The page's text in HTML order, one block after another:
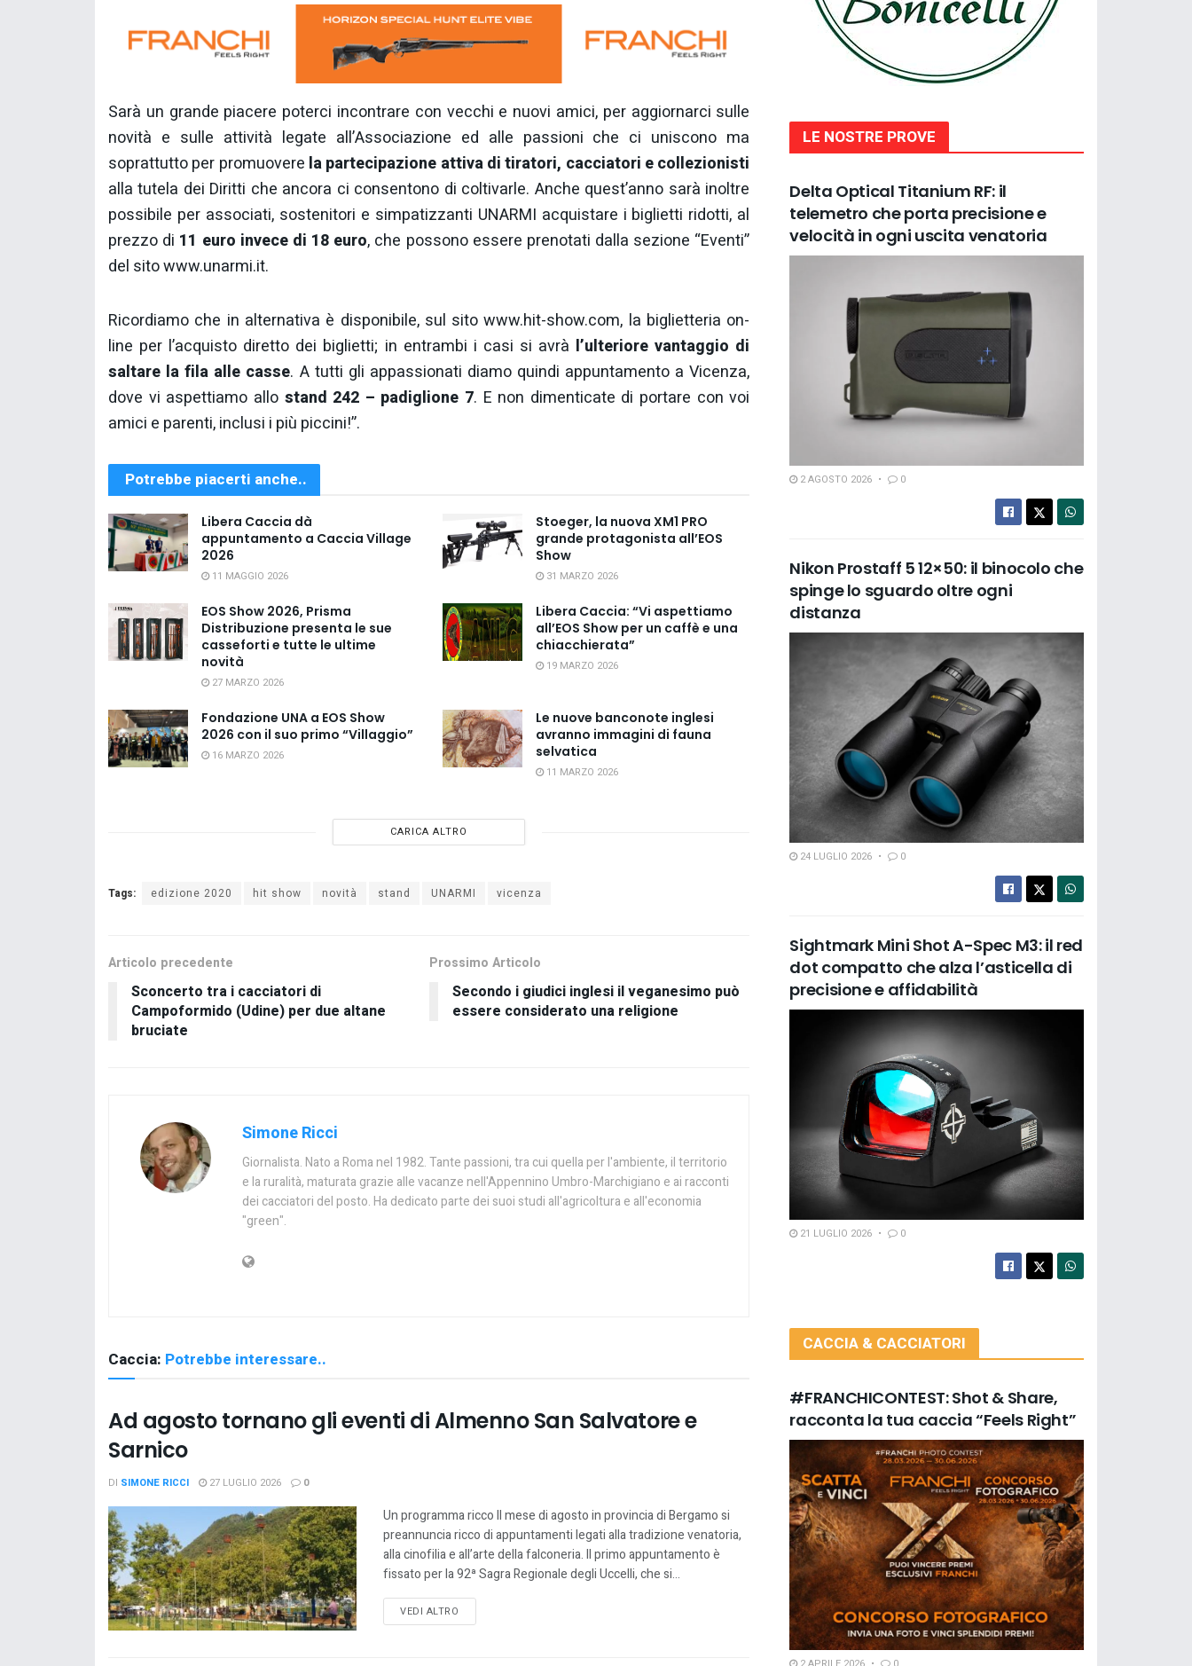
Sarà un grande piacere poterci incontrare con vecchi e nuovi amici, per aggiornarci sulle
novità e sulle attività legate all’Associazione ed alle passioni che ci uniscono ma
soprattutto per promuovere la partecipazione attiva di tiratori, cacciatori e collezionisti
alla tutela dei Diritti che ancora ci consentono di coltivarle. Anche quest’anno sarà inoltre
possibile per associati, sostenitori e simpatizzanti UNARMI acquistare i biglietti ridotti, al
prezzo di 11 euro invece di 18 euro, che possono essere prenotati dalla sezione “Eventi”
del sito www.unarmi.it.
Ricordiamo che in alternativa è disponibile, sul sito www.hit-show.com, la biglietteria on-
line per l’acquisto diretto dei biglietti; in entrambi i casi si avrà l’ulteriore vantaggio di
saltare la fila alle casse. A tutti gli appassionati diamo quindi appuntamento a Vicenza,
dove vi aspettiamo allo stand 242 – padiglione 7. E non dimenticate di portare con voi
amici e parenti, inclusi i più piccini!”.
Potrebbe piacerti anche..
Libera Caccia dà
appuntamento a Caccia Village
2026
11 MAGGIO 2026
Stoeger, la nuova XM1 PRO
grande protagonista all’EOS
Show
31 MARZO 2026
EOS Show 2026, Prisma
Distribuzione presenta le sue
casseforti e tutte le ultime
novità
27 MARZO 2026
Libera Caccia: “Vi aspettiamo
all’EOS Show per un caffè e una
chiacchierata”
19 MARZO 2026
Fondazione UNA a EOS Show
2026 con il suo primo “Villaggio”
16 MARZO 2026
Le nuove banconote inglesi
avranno immagini di fauna
selvatica
11 MARZO 2026
CARICA ALTRO
Tags: edizione 2020 hit show novità stand UNARMI vicenza
Articolo precedente
Sconcerto tra i cacciatori di
Campoformido (Udine) per due altane
bruciate
Prossimo Articolo
Secondo i giudici inglesi il veganesimo può
essere considerato una religione
Simone Ricci
Giornalista. Nato a Roma nel 1982. Tante passioni, tra cui quella per l'ambiente, il territorio
e la ruralità, maturata grazie alle vacanze nell'Appennino Umbro-Marchigiano e ai racconti
dei cacciatori del posto. Ha dedicato parte dei suoi studi all'agricoltura e all'economia
"green".
Caccia: Potrebbe interessare..
Ad agosto tornano gli eventi di Almenno San Salvatore e
Sarnico
DI SIMONE RICCI 27 LUGLIO 2026 0
Un programma ricco Il mese di agosto in provincia di Bergamo si
preannuncia ricco di appuntamenti legati alla tradizione venatoria,
alla cinofilia e all’arte della falconeria. Il primo appuntamento è
fissato per la 92ª Sagra Regionale degli Uccelli, che si...
VEDI ALTRO
LE NOSTRE PROVE
Delta Optical Titanium RF: il
telemetro che porta precisione e
velocità in ogni uscita venatoria
2 AGOSTO 2026 0
Nikon Prostaff 5 12×50: il binocolo che
spinge lo sguardo oltre ogni
distanza
24 LUGLIO 2026 0
Sightmark Mini Shot A-Spec M3: il red
dot compatto che alza l’asticella di
precisione e affidabilità
21 LUGLIO 2026 0
CACCIA & CACCIATORI
#FRANCHICONTEST: Shot & Share,
racconta la tua caccia “Feels Right”